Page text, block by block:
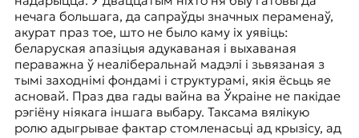
нечага большага, да сапраўды значных пераменаў,
акурат праз тое, што не было каму іх уявіць:
беларуская апазіцыя адукаваная і выхаваная
пераважна ў неаліберальнай мадэлі і зьвязаная з
тымі заходнімі фондамі і структурамі, якія ёсьць яе
асновай. Праз два гады вайна ва Ўкраіне не пакідае
рэгіёну ніякага іншага выбару. Таксама вялікую
ролю адыгрывае фактар стомленасьці ад крызісу, ад